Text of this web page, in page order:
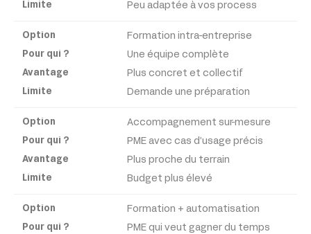
Peu adaptée à vos process
Formation intra-entreprise
Une équipe complète
Plus concret et collectif
Demande une préparation
Accompagnement sur-mesure
PME avec cas d’usage précis
Plus proche du terrain
Budget plus élevé
Formation + automatisation
PME qui veut gagner du temps